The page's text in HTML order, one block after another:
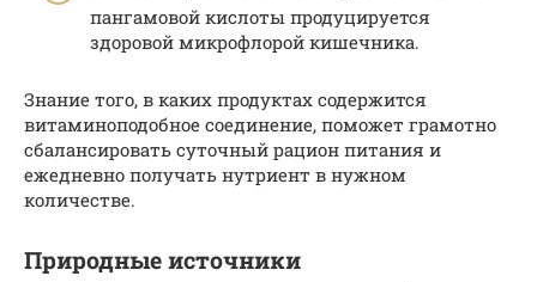
пангамовой кислоты продуцируется
здоровой микрофлорой кишечника.
Знание того, в каких продуктах содержится
витаминоподобное соединение, поможет грамотно
сбалансировать суточный рацион питания и
ежедневно получать нутриент в нужном
количестве.
Природные источники